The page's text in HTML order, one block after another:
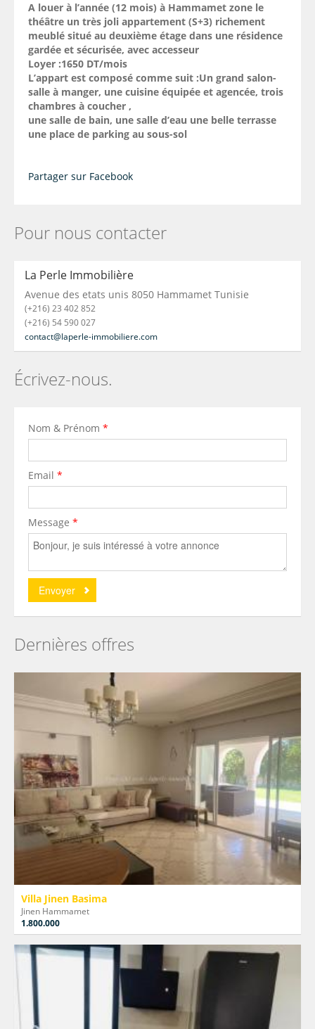
A louer à l’année (12 mois) à Hammamet zone le
théâtre un très joli appartement (S+3) richement
meublé situé au deuxième étage dans une résidence
gardée et sécurisée, avec accesseur
Loyer :1650 DT/mois
L’appart est composé comme suit :Un grand salon-
salle à manger, une cuisine équipée et agencée, trois
chambres à coucher ,
une salle de bain, une salle d’eau une belle terrasse
une place de parking au sous-sol
Partager sur Facebook
Pour nous contacter
La Perle Immobilière
Avenue des etats unis 8050 Hammamet Tunisie
(+216) 23 402 852
(+216) 54 590 027
contact@laperle-immobiliere.com
Écrivez-nous.
Nom & Prénom *
Email *
Message *
Dernières offres
Villa Jinen Basima
Jinen Hammamet
1.800.000